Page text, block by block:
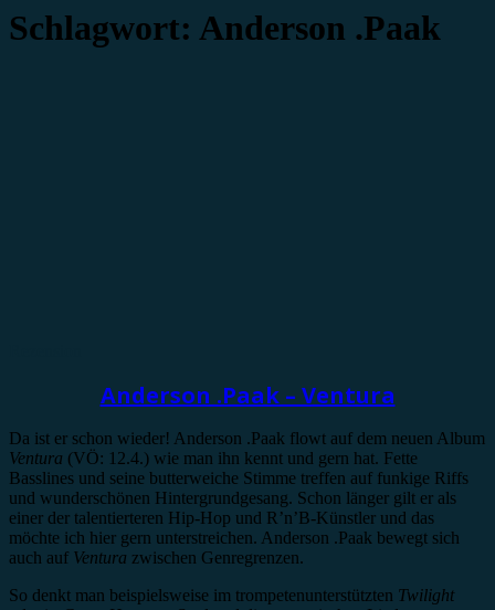
Schlagwort: Anderson .Paak
Anderson .Paak – Ventura
Da ist er schon wieder! Anderson .Paak flowt auf dem neuen Album
Ventura (VÖ: 12.4.) wie man ihn kennt und gern hat. Fette
Basslines und seine butterweiche Stimme treffen auf funkige Riffs
und wunderschönen Hintergrundgesang. Schon länger gilt er als
einer der talentierteren Hip-Hop und R’n’B-Künstler und das
möchte ich hier gern unterstreichen. Anderson .Paak bewegt sich
auch auf Ventura zwischen Genregrenzen.
So denkt man beispielsweise im trompetenunterstützten Twilight